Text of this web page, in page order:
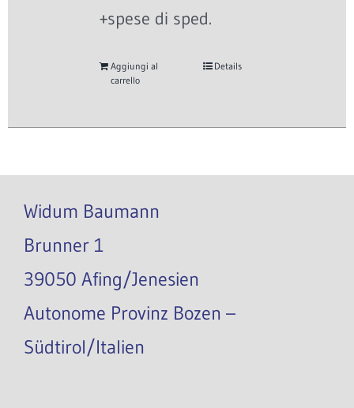
+spese di sped.
Aggiungi al
carrello
Details
Widum Baumann
Brunner 1
39050 Afing/Jenesien
Autonome Provinz Bozen –
Südtirol/Italien